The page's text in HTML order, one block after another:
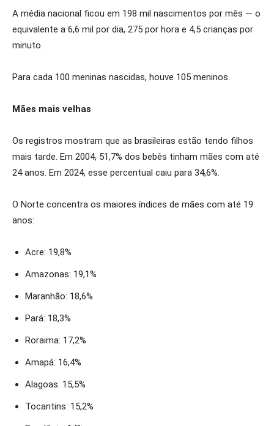
A média nacional ficou em 198 mil nascimentos por mês — o
equivalente a 6,6 mil por dia, 275 por hora e 4,5 crianças por
minuto.
Para cada 100 meninas nascidas, houve 105 meninos.
Mães mais velhas
Os registros mostram que as brasileiras estão tendo filhos
mais tarde. Em 2004, 51,7% dos bebês tinham mães com até
24 anos. Em 2024, esse percentual caiu para 34,6%.
O Norte concentra os maiores índices de mães com até 19
anos:
Acre: 19,8%
Amazonas: 19,1%
Maranhão: 18,6%
Pará: 18,3%
Roraima: 17,2%
Amapá: 16,4%
Alagoas: 15,5%
Tocantins: 15,2%